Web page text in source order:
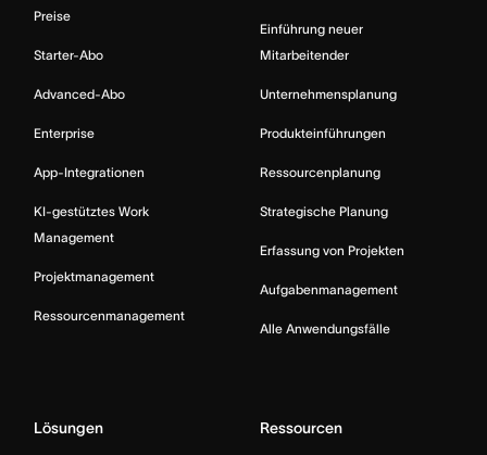
Preise
Starter-Abo
Advanced-Abo
Enterprise
App-Integrationen
KI-gestütztes Work
Management
Projektmanagement
Ressourcenmanagement
Einführung neuer
Mitarbeitender
Unternehmensplanung
Produkteinführungen
Ressourcenplanung
Strategische Planung
Erfassung von Projekten
Aufgabenmanagement
Alle Anwendungsfälle
Lösungen Ressourcen